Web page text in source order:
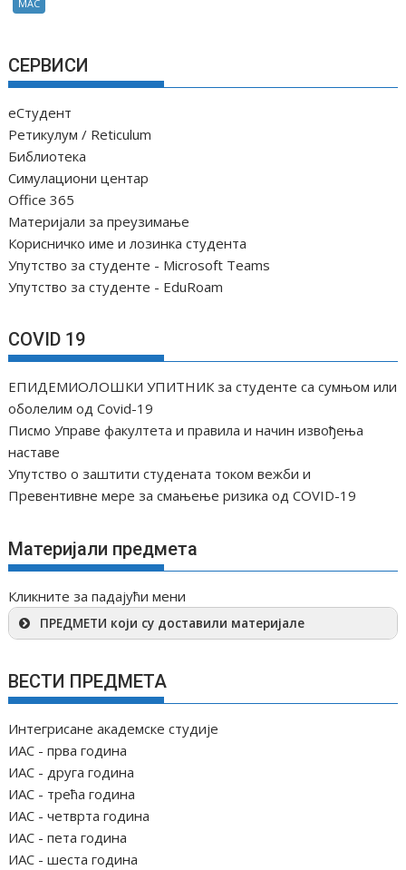
МАС
СЕРВИСИ
еСтудент
Ретикулум / Reticulum
Библиотека
Симулациони центар
Office 365
Материјали за преузимање
Корисничко име и лозинка студента
Упутство за студенте - Microsoft Teams
Упутство за студенте - EduRoam
COVID 19
ЕПИДЕМИОЛОШКИ УПИТНИК за студенте са сумњом или
оболелим од Covid-19
Писмо Управе факултета и правила и начин извођења
наставе
Упутство о заштити студената током вежби и
Превентивне мере за смањење ризика од COVID-19
Материјали предмета
Кликните за падајући мени
ПРЕДМЕТИ који су доставили материјале
ВЕСТИ ПРЕДМЕТА
Интегрисане академске студије
ИАС - прва година
ИАС - друга година
ИАС - трећа година
ИАС - четврта година
ИАС - пета година
ИАС - шеста година